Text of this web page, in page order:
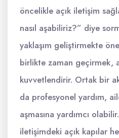
öncelikle açık iletişim
nasıl aşabiliriz?” diye
yaklaşım geliştirmekte
birlikte zaman geçirmek,
kuvvetlendirir. Ortak bir
da profesyonel yardım,
aşmasına yardımcı
iletişimdeki açık kapılar